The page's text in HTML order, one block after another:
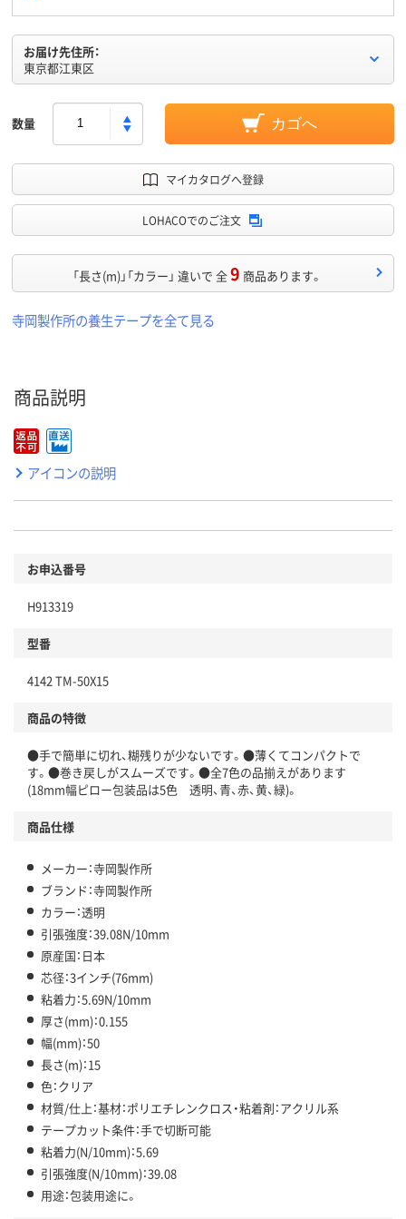
お届け先住所：
東京都江東区
数量 カゴへ
マイカタログへ登録
LOHACOでのご注文
「長さ(m)」「カラー」 違いで 全9 商品あります。
寺岡製作所の養生テープを全て見る
商品説明
アイコンの説明
お申込番号
H913319
型番
4142 TM-50X15
商品の特徴
●手で簡単に切れ、糊残りが少ないです。●薄くてコンパクトで
す。●巻き戻しがスムーズです。●全7色の品揃えがあります
(18mm幅ピロー包装品は5色 透明、青、赤、黄、緑)。
商品仕様
メーカー：寺岡製作所
ブランド：寺岡製作所
カラー：透明
引張強度：39.08N/10mm
原産国：日本
芯径：3インチ(76mm)
粘着力：5.69N/10mm
厚さ(mm)：0.155
幅(mm)：50
長さ(m)：15
色：クリア
材質/仕上：基材：ポリエチレンクロス・粘着剤：アクリル系
テープカット条件：手で切断可能
粘着力(N/10mm)：5.69
引張強度(N/10mm)：39.08
用途：包装用途に。